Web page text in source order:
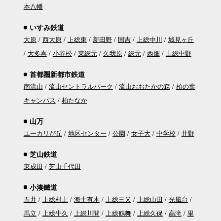
本八幡
いすみ鉄道
大原 西大原 上総東 新田野 国吉 上総中川
城見ヶ丘
大多喜
小谷松 東総元 久我原 総元 西畑 上総中野
首都圏新都市鉄道
南流山 流山セントラルパーク 流山おおたかの森
柏の葉
キャンパス
柏たなか
山万
ユーカリが丘 地区センター 公園 女子大 中学校 井野
芝山鉄道
東成田 芝山千代田
小湊鐵道
五井 上総村上 海士有木 上総三又 上総山田
光風台
馬立
上総牛久 上総川間 上総鶴舞 上総久保 高滝
里